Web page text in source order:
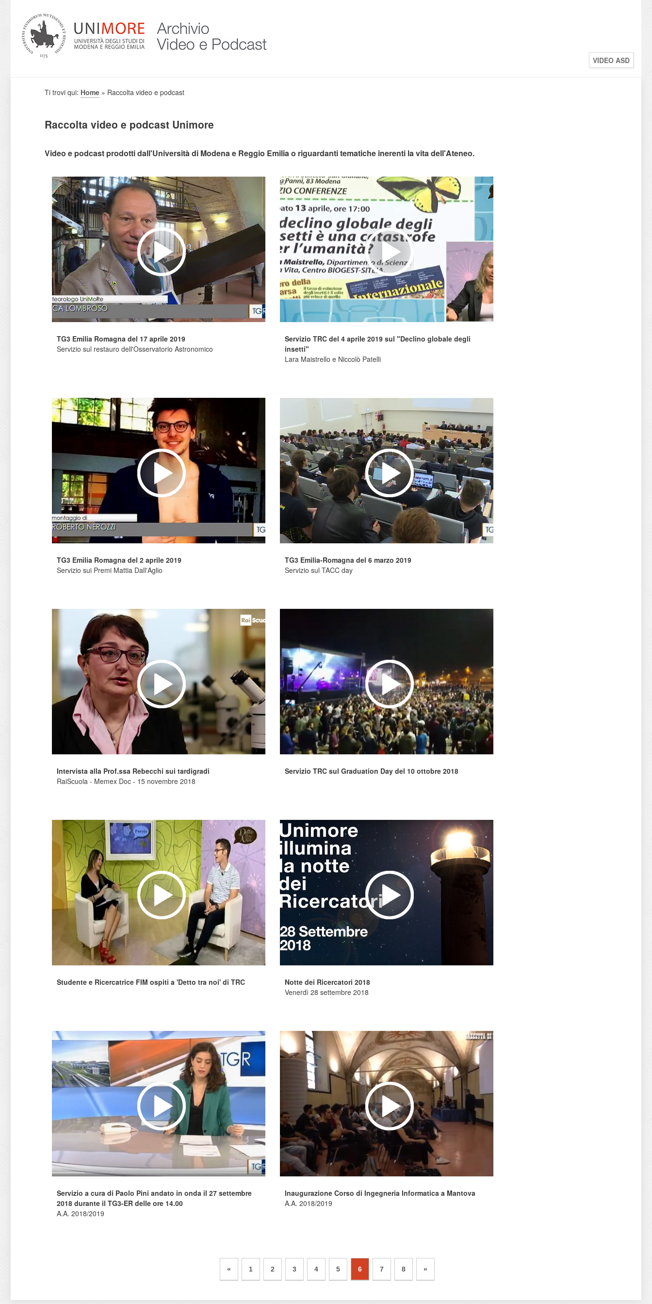
VIDEO ASD
Ti trovi qui: Home » Raccolta video e podcast
Raccolta video e podcast Unimore
Video e podcast prodotti dall'Università di Modena e Reggio Emilia o riguardanti tematiche inerenti la vita dell'Ateneo.
TG3 Emilia Romagna del 17 aprile 2019
Servizio sul restauro dell'Osservatorio Astronomico
Servizio TRC del 4 aprile 2019 sul "Declino globale degli
insetti"
Lara Maistrello e Niccolò Patelli
TG3 Emilia Romagna del 2 aprile 2019
Servizio sui Premi Mattia Dall'Aglio
TG3 Emilia-Romagna del 6 marzo 2019
Servizio sul TACC day
Intervista alla Prof.ssa Rebecchi sui tardigradi
RaiScuola - Memex Doc - 15 novembre 2018
Servizio TRC sul Graduation Day del 10 ottobre 2018
Studente e Ricercatrice FIM ospiti a 'Detto tra noi' di TRC
Notte dei Ricercatori 2018
Venerdì 28 settembre 2018
Servizio a cura di Paolo Pini andato in onda il 27 settembre
2018 durante il TG3-ER delle ore 14.00
A.A. 2018/2019
Inaugurazione Corso di Ingegneria Informatica a Mantova
A.A. 2018/2019
« 1 2 3 4 5 6 7 8 »